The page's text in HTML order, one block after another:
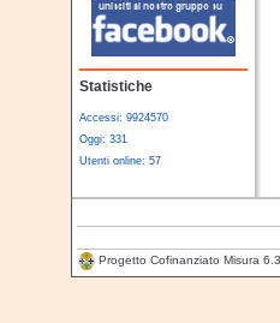
Statistiche
Accessi: 9924570
Oggi: 331
Utenti online: 57
Progetto Cofinanziato Misura